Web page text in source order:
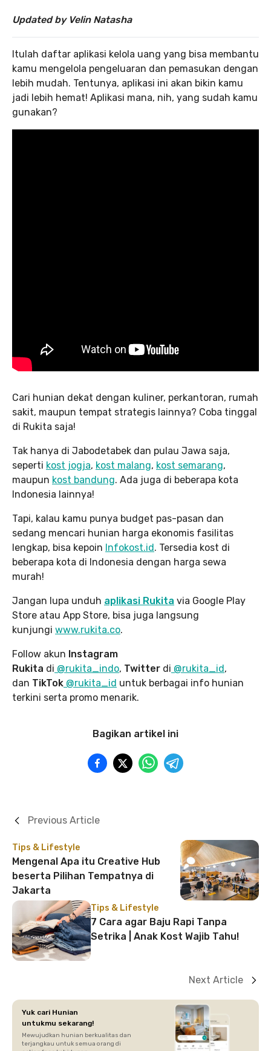
Updated by Velin Natasha
Itulah daftar aplikasi kelola uang yang bisa membantu
kamu mengelola pengeluaran dan pemasukan dengan
lebih mudah. Tentunya, aplikasi ini akan bikin kamu
jadi lebih hemat! Aplikasi mana, nih, yang sudah kamu
gunakan?
Cari hunian dekat dengan kuliner, perkantoran, rumah
sakit, maupun tempat strategis lainnya? Coba tinggal
di Rukita saja!
Tak hanya di Jabodetabek dan pulau Jawa saja,
seperti kost jogja, kost malang, kost semarang,
maupun kost bandung. Ada juga di beberapa kota
Indonesia lainnya!
Tapi, kalau kamu punya budget pas-pasan dan
sedang mencari hunian harga ekonomis fasilitas
lengkap, bisa kepoin Infokost.id . Tersedia kost di
beberapa kota di Indonesia dengan harga sewa
murah!
Jangan lupa unduh aplikasi Rukita via Google Play
Store atau App Store, bisa juga langsung
kunjungi www.rukita.co.
Follow akun Instagram
Rukita di @rukita_indo, Twitter di @rukita_id ,
dan TikTok @rukita_id untuk berbagai info hunian
terkini serta promo menarik.
Bagikan artikel ini
Tips & Lifestyle
Mengenal Apa itu Creative Hub
beserta Pilihan Tempatnya di
Jakarta
Previous Article
Tips & Lifestyle
7 Cara agar Baju Rapi Tanpa
Setrika | Anak Kost Wajib Tahu!
Next Article
Yuk cari Hunian
untukmu sekarang!
Mewujudkan hunian berkualitas dan
terjangkau untuk semua orang di